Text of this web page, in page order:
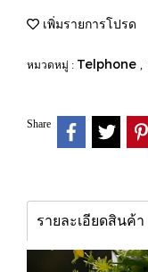
เพิ่มรายการโปรด
หมวดหมู่ : Telphone ,
Share
รายละเอียดสินค้า